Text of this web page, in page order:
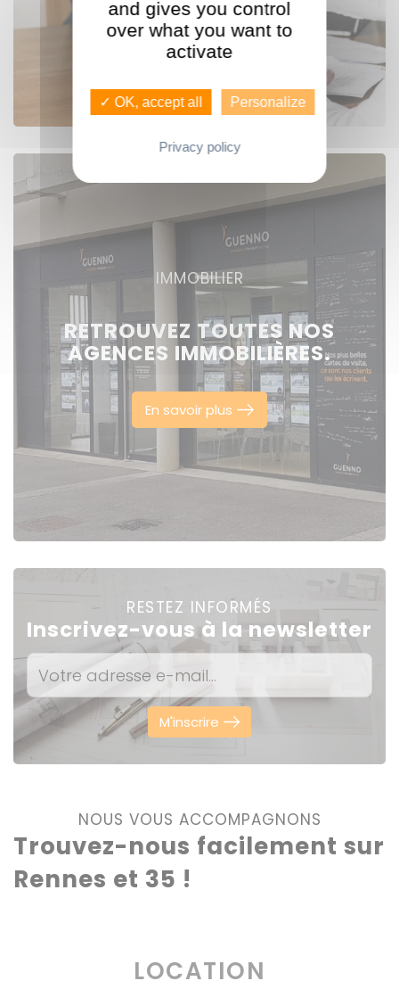
Voir nos offres
IMMOBILIER
RETROUVEZ TOUTES NOS
AGENCES IMMOBILIÈRES.
En savoir plus
RESTEZ INFORMÉS
Inscrivez-vous à la newsletter
M'inscrire
NOUS VOUS ACCOMPAGNONS
Trouvez-nous facilement sur
Rennes et 35 !
LOCATION
and gives you control
over what you want to
activate
✓ OK, accept all Personalize
Privacy policy